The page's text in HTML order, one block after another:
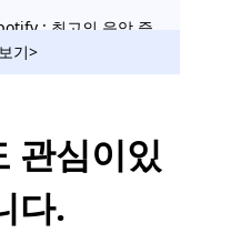
: 최고의 음악 즐
에서 음악을 다운로
| 최고의 음악 스트리
기>
관심이있
다.